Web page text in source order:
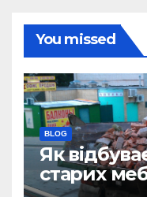
You missed
BLOG
Як
старих